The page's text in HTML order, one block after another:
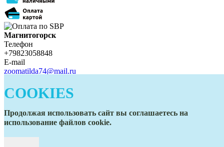
Магнитогорск
Телефон
+79823058848
E-mail
zoomatilda74@mail.ru
Телефон
+79823058848
zoomatilda74@mail.ru
COOKIES
Продолжая использовать сайт вы соглашаетесь на
использование файлов cookie.